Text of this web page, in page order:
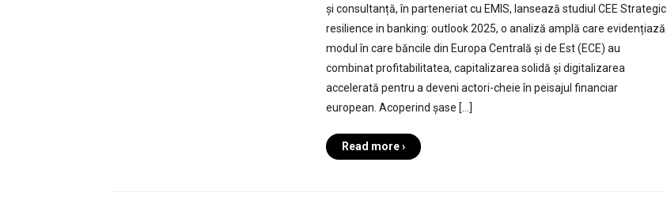
și consultanță, în parteneriat cu EMIS, lansează studiul CEE Strategic
resilience in banking: outlook 2025, o analiză amplă care evidențiază
modul în care băncile din Europa Centrală și de Est (ECE) au
combinat profitabilitatea, capitalizarea solidă și digitalizarea
accelerată pentru a deveni actori-cheie în peisajul financiar
european. Acoperind șase […]
Read more ›